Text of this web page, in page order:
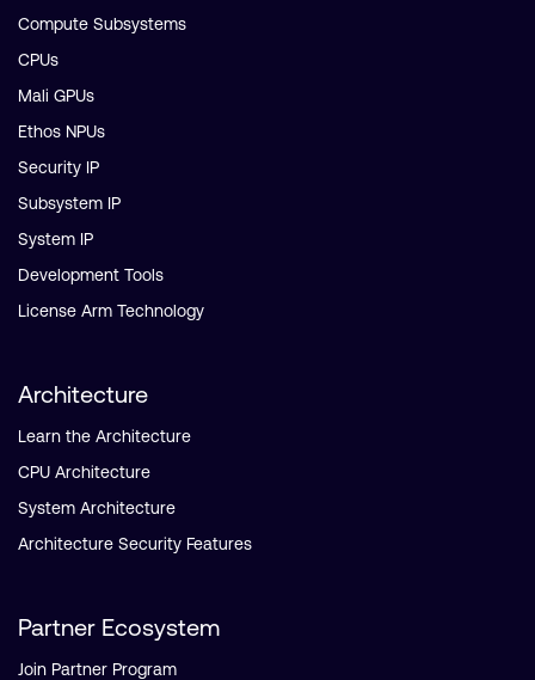
Compute Subsystems
CPUs
Mali GPUs
Ethos NPUs
Security IP
Subsystem IP
System IP
Development Tools
License Arm Technology
Architecture
Learn the Architecture
CPU Architecture
System Architecture
Architecture Security Features
Partner Ecosystem
Join Partner Program